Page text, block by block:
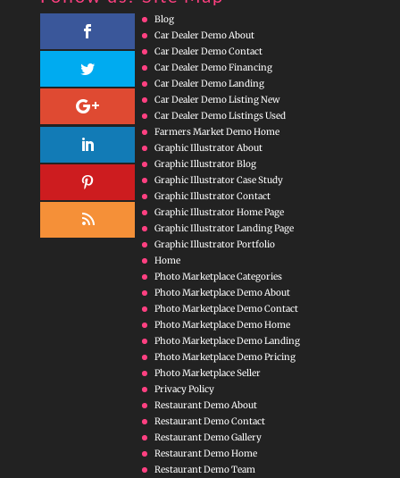
Blog
Car Dealer Demo About
Car Dealer Demo Contact
Car Dealer Demo Financing
Car Dealer Demo Landing
Car Dealer Demo Listing New
Car Dealer Demo Listings Used
Farmers Market Demo Home
Graphic Illustrator About
Graphic Illustrator Blog
Graphic Illustrator Case Study
Graphic Illustrator Contact
Graphic Illustrator Home Page
Graphic Illustrator Landing Page
Graphic Illustrator Portfolio
Home
Photo Marketplace Categories
Photo Marketplace Demo About
Photo Marketplace Demo Contact
Photo Marketplace Demo Home
Photo Marketplace Demo Landing
Photo Marketplace Demo Pricing
Photo Marketplace Seller
Privacy Policy
Restaurant Demo About
Restaurant Demo Contact
Restaurant Demo Gallery
Restaurant Demo Home
Restaurant Demo Team